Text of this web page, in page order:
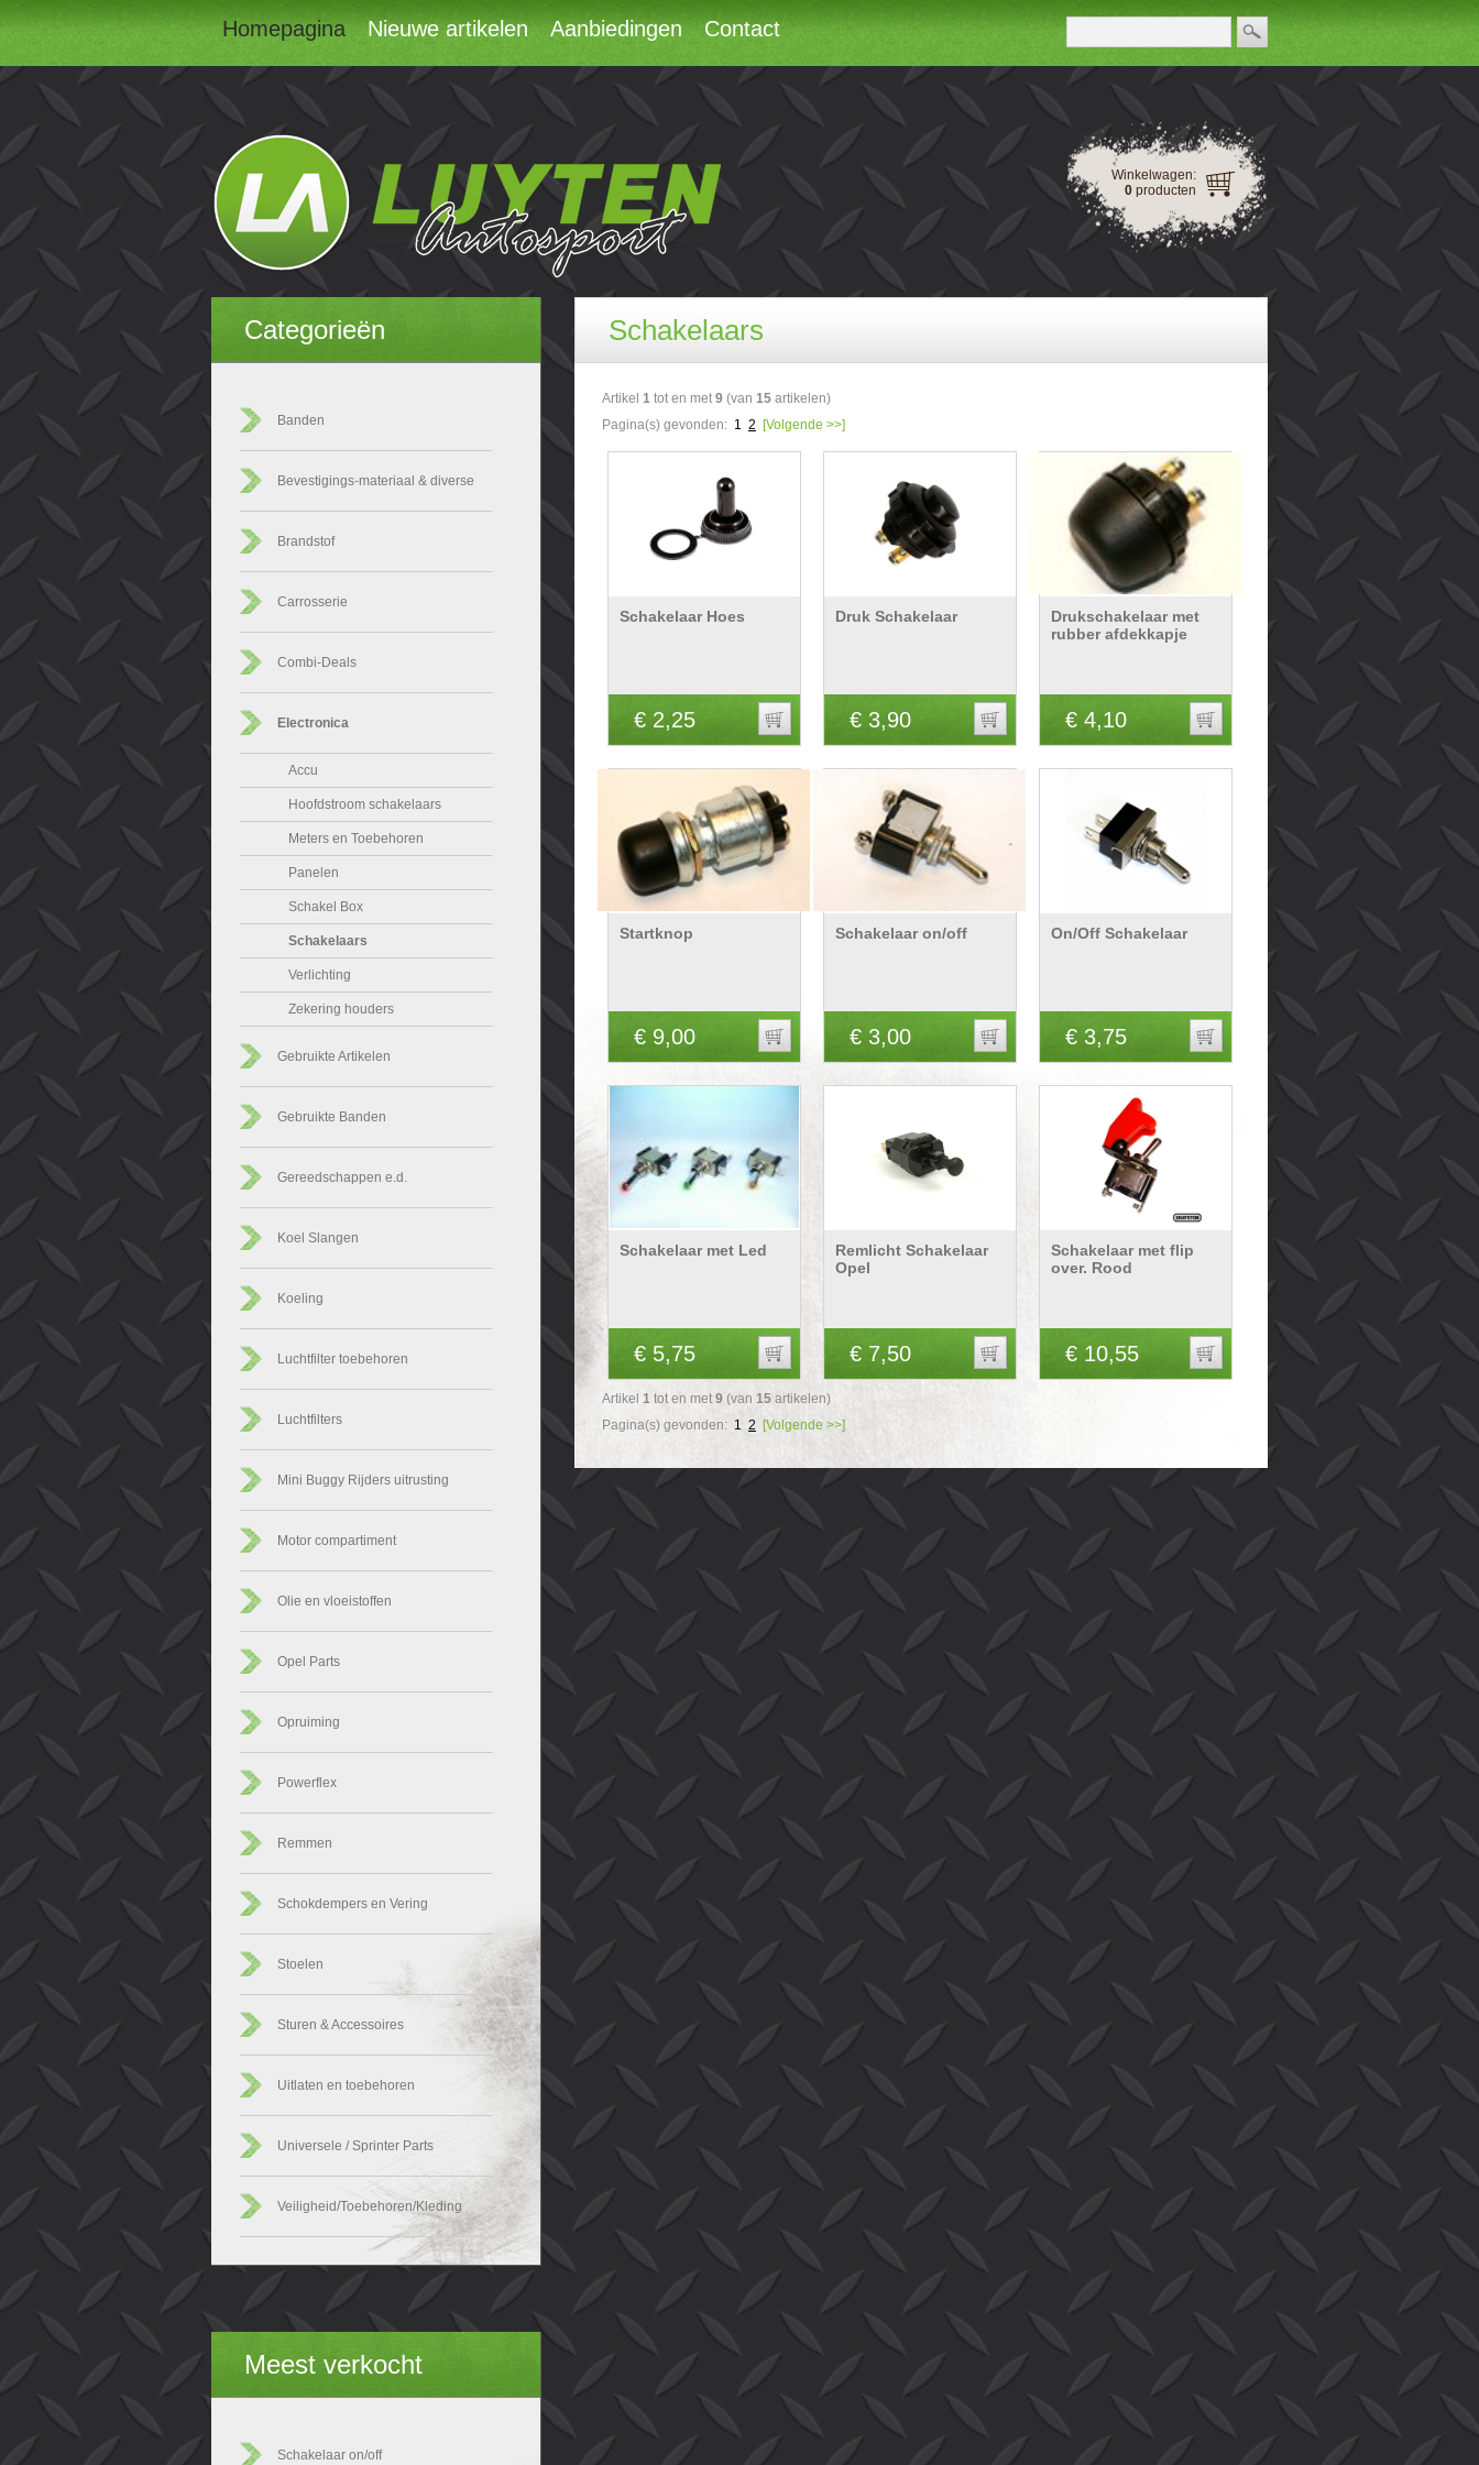
Homepagina Nieuwe artikelen Aanbiedingen Contact
Winkelwagen:
0 producten
Categorieën
Banden
Bevestigings-materiaal & diverse
Brandstof
Carrosserie
Combi-Deals
Electronica
Accu
Hoofdstroom schakelaars
Meters en Toebehoren
Panelen
Schakel Box
Schakelaars
Verlichting
Zekering houders
Gebruikte Artikelen
Gebruikte Banden
Gereedschappen e.d.
Koel Slangen
Koeling
Luchtfilter toebehoren
Luchtfilters
Mini Buggy Rijders uitrusting
Motor compartiment
Olie en vloeistoffen
Opel Parts
Opruiming
Powerflex
Remmen
Schokdempers en Vering
Stoelen
Sturen & Accessoires
Uitlaten en toebehoren
Universele / Sprinter Parts
Veiligheid/Toebehoren/Kleding
Meest verkocht
Schakelaar on/off
Schakelaars
Artikel 1 tot en met 9 (van 15 artikelen)
Pagina(s) gevonden: 1 2 [Volgende >>]
Schakelaar Hoes
€ 2,25
Druk Schakelaar
€ 3,90
Drukschakelaar met
rubber afdekkapje
€ 4,10
Startknop
€ 9,00
Schakelaar on/off
€ 3,00
On/Off Schakelaar
€ 3,75
Schakelaar met Led
€ 5,75
Remlicht Schakelaar
Opel
€ 7,50
Schakelaar met flip
over. Rood
€ 10,55
Artikel 1 tot en met9 (van 15 artikelen)
Pagina(s) gevonden: 1 2 [Volgende >>]